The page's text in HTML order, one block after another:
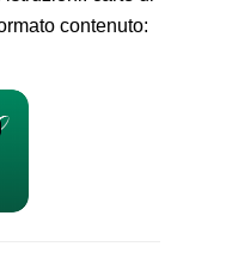
contenuto: